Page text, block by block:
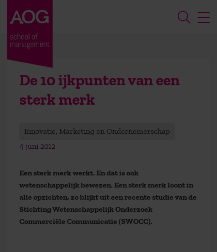
De 10 ijkpunten van een
sterk merk
Innovatie, Marketing en Ondernemerschap
4 juni 2012
Een sterk merk werkt. En dat is ook
wetenschappelijk bewezen. Een sterk merk loont in
alle opzichten, zo blijkt uit een recente studie van de
Stichting Wetenschappelijk Onderzoek
Commerciële Communicatie (SWOCC).